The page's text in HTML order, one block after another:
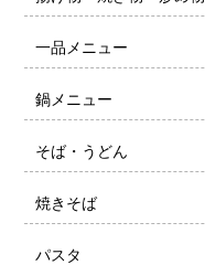
一品メニュー
鍋メニュー
そば・うどん
焼きそば
パスタ